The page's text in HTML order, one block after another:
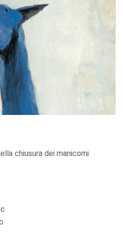
chiusura dei manicomi